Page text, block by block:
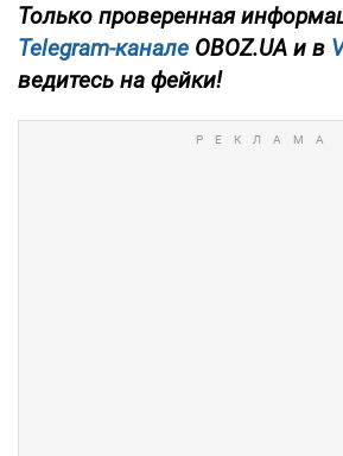
Только проверенная
Telegram-канале OBOZ.UA и в
ведитесь на фейки!